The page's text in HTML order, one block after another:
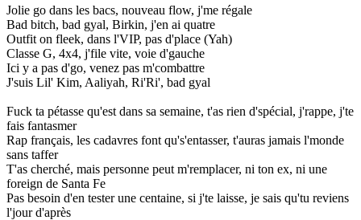
Jolie go dans les bacs, nouveau flow, j'me régale
Bad bitch, bad gyal, Birkin, j'en ai quatre
Outfit on fleek, dans l'VIP, pas d'place (Yah)
Classe G, 4x4, j'file vite, voie d'gauche
Ici y a pas d'go, venez pas m'combattre
J'suis Lil' Kim, Aaliyah, Ri'Ri', bad gyal
Fuck ta pétasse qu'est dans sa semaine, t'as rien d'spécial, j'rappe, j'te
fais fantasmer
Rap français, les cadavres font qu's'entasser, t'auras jamais l'monde
sans taffer
T'as cherché, mais personne peut m'remplacer, ni ton ex, ni une
foreign de Santa Fe
Pas besoin d'en tester une centaine, si j'te laisse, je sais qu'tu reviens
l'jour d'après